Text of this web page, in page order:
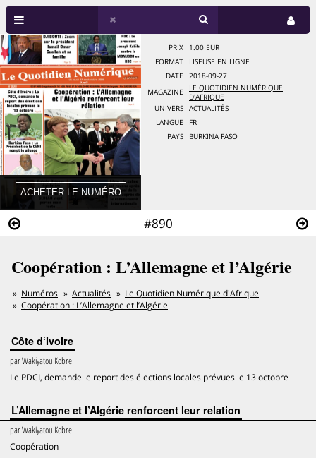
#890
PRIX
1.00 EUR
FORMAT
LISEUSE EN LIGNE
DATE
2018-09-27
MAGAZINE
LE QUOTIDIEN NUMÉRIQUE
D'AFRIQUE
UNIVERS
ACTUALITÉS
LANGUE
FR
PAYS
BURKINA FASO
Coopération : L’Allemagne et l’Algérie
Numéros Actualités
Le Quotidien Numérique d'Afrique
Coopération : L’Allemagne et l’Algérie
Côte d‘Ivoire
parWakiyatou Kobre
Le PDCI, demande le report des élections locales prévues le 13 octobre
L’Allemagne et l’Algérie renforcent leur relation
parWakiyatou Kobre
Coopération